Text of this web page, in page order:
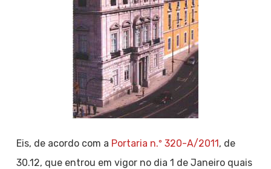
Eis, de acordo com a Portaria n.º 320-A/2011, de
30.12, que entrou em vigor no dia 1 de Janeiro quais